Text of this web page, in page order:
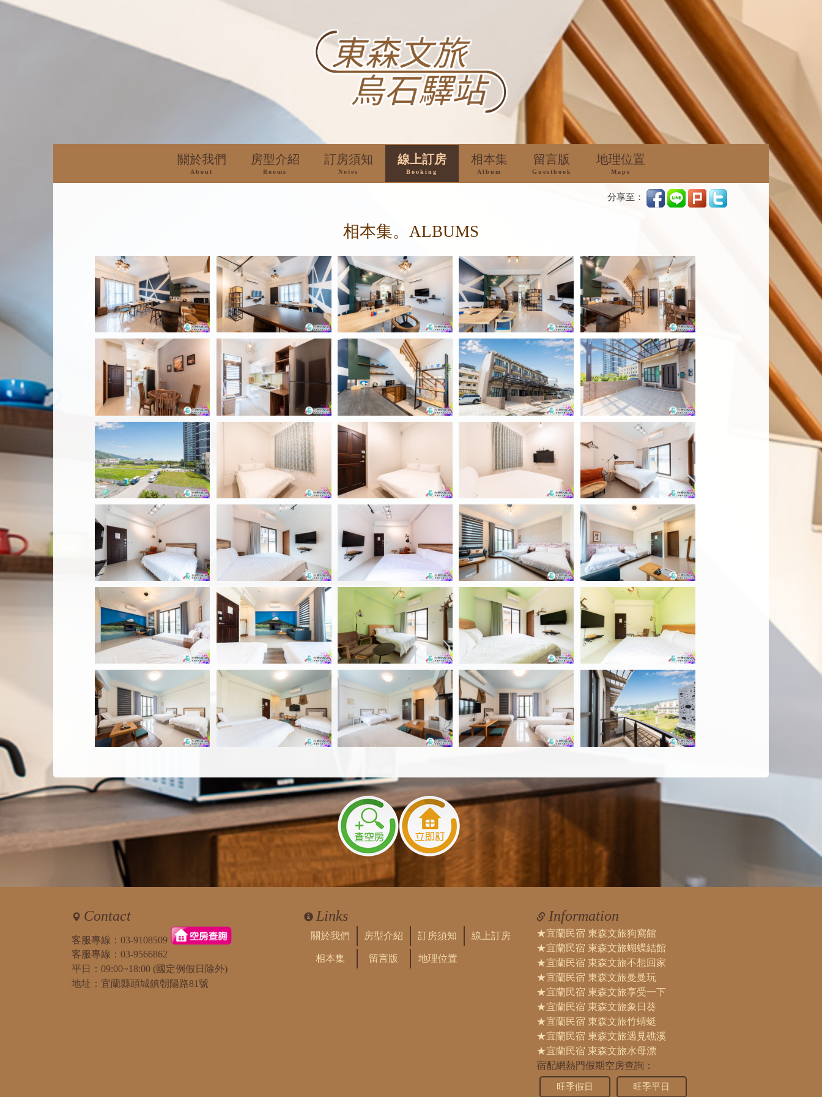
關於我們
About
房型介紹
Rooms
訂房須知
Notes
線上訂房
Booking
相本集
Album
留言版
Guestbook
地理位置
Maps
分享至：
相本集。ALBUMS
Contact
客服專線： 03-9108509
客服專線： 03-9566862
平日：09:00~18:00 (國定例假日除外)
地址：宜蘭縣頭城鎮朝陽路81號
Links
關於我們 房型介紹 訂房須知 線上訂房
相本集 留言版 地理位置
Information
★宜蘭民宿 東森文旅狗窩館
★宜蘭民宿 東森文旅蝴蝶結館
★宜蘭民宿 東森文旅不想回家
★宜蘭民宿 東森文旅曼曼玩
★宜蘭民宿 東森文旅享受一下
★宜蘭民宿 東森文旅象日葵
★宜蘭民宿 東森文旅竹蜻蜓
★宜蘭民宿 東森文旅遇見礁溪
★宜蘭民宿 東森文旅水母漂
宿配網熱門假期空房查詢：
旺季假日 旺季平日